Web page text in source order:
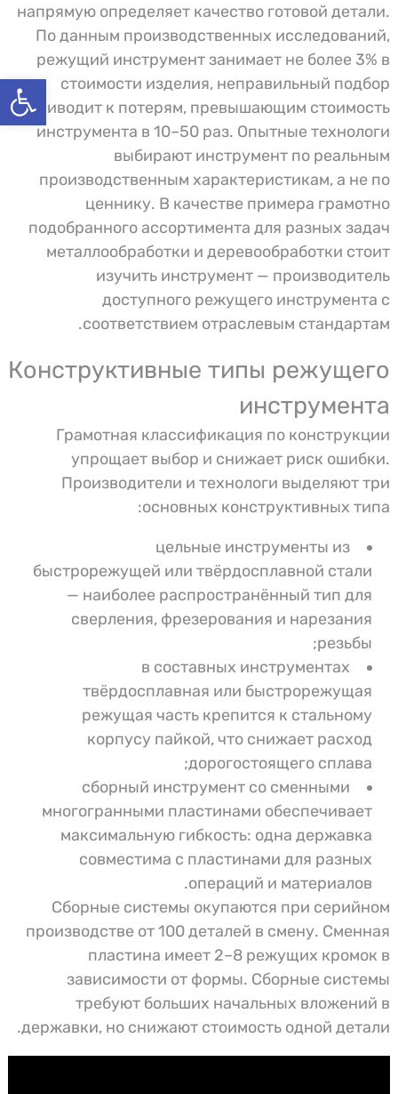
פתח
инструмента
9. Практические рекомендации
специалистов
10. Личный рейтинг брендов режущего
инструмента
11. Контроль стружкообразования:
почему это важно
12. Правила хранения режущего
инструмента
13. Перспективы развития режущего
инструмента
14. מדיניות הפרטיות
напрямую определяет качество готовой детали.
По данным производственных исследований,
режущий инструмент занимает не более 3% в
стоимости изделия, неправильный подбор
приводит к потерям, превышающим стоимость
инструмента в 10–50 раз. Опытные технологи
выбирают инструмент по реальным
производственным характеристикам, а не по
ценнику. В качестве примера грамотно
подобранного ассортимента для разных задач
металлообработки и деревообработки стоит
изучить инструмент — производитель
доступного режущего инструмента с
соответствием отраслевым стандартам.
Конструктивные типы режущего
инструмента
Грамотная классификация по конструкции
упрощает выбор и снижает риск ошибки.
Производители и технологи выделяют три
основных конструктивных типа:
цельные инструменты из
быстрорежущей или твёрдосплавной стали
— наиболее распространённый тип для
сверления, фрезерования и нарезания
резьбы;
в составных инструментах
твёрдосплавная или быстрорежущая
режущая часть крепится к стальному
корпусу пайкой, что снижает расход
дорогостоящего сплава;
сборный инструмент со сменными
многогранными пластинами обеспечивает
максимальную гибкость: одна державка
совместима с пластинами для разных
операций и материалов.
Сборные системы окупаются при серийном
производстве от 100 деталей в смену. Сменная
пластина имеет 2–8 режущих кромок в
зависимости от формы. Сборные системы
требуют больших начальных вложений в
державки, но снижают стоимость одной детали.